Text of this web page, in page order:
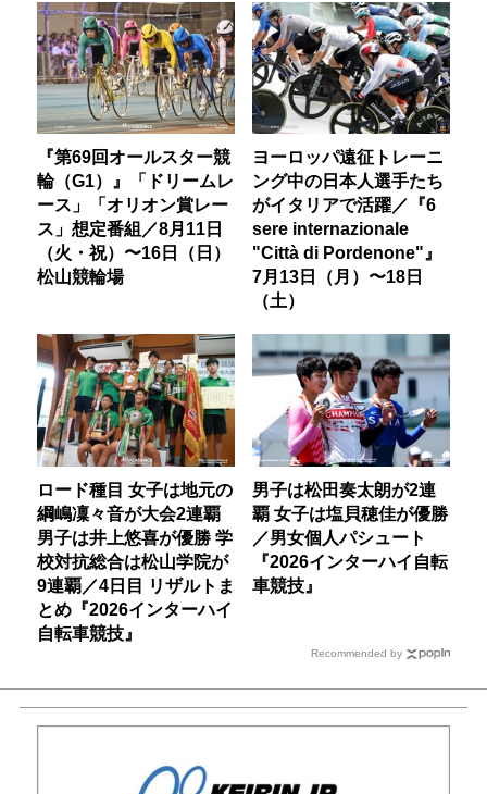
『第69回オールスター競
輪（G1）』「ドリームレ
ース」「オリオン賞レー
ス」想定番組／8月11日
（火・祝）〜16日（日）
松山競輪場
ヨーロッパ遠征トレーニ
ング中の日本人選手たち
がイタリアで活躍／『6
sere internazionale
"Città di Pordenone"』
7月13日（月）〜18日
（土）
ロード種目 女子は地元の
綱嶋凜々音が大会2連覇
男子は井上悠喜が優勝 学
校対抗総合は松山学院が
9連覇／4日目 リザルトま
とめ『2026インターハイ
自転車競技』
男子は松田奏太朗が2連
覇 女子は塩貝穂佳が優勝
／男女個人パシュート
『2026インターハイ自転
車競技』
Recommended by